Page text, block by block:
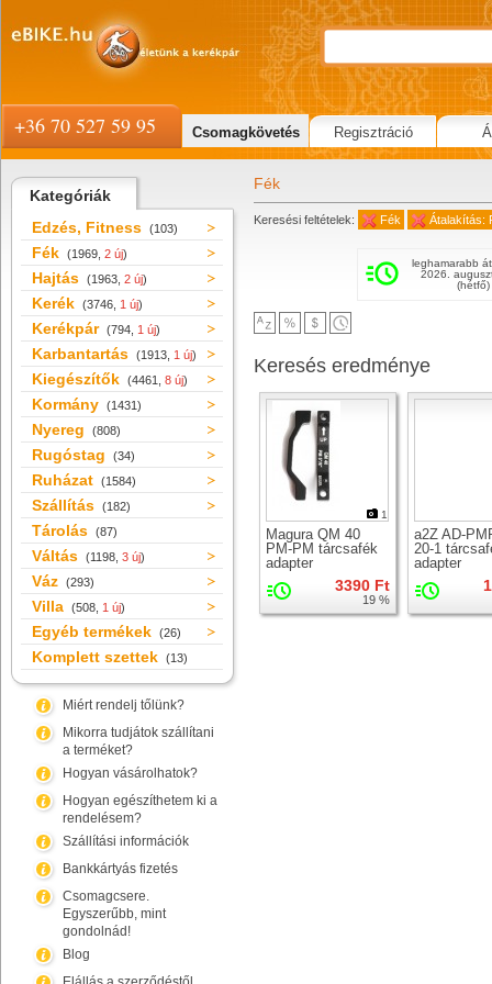
Kategóriák
Edzés, Fitness (103)
Fék (1969, 2 új)
Hajtás (1963, 2 új)
Kerék (3746, 1 új)
Kerékpár (794, 1 új)
Karbantartás (1913, 1 új)
Kiegészítők (4461, 8 új)
Kormány (1431)
Nyereg (808)
Rugóstag (34)
Ruházat (1584)
Szállítás (182)
Tárolás (87)
Váltás (1198, 3 új)
Váz (293)
Villa (508, 1 új)
Egyéb termékek (26)
Komplett szettek (13)
Miért rendelj tőlünk?
Mikorra tudjátok szállítani
a terméket?
Hogyan vásárolhatok?
Hogyan egészíthetem ki a
rendelésem?
Szállítási információk
Bankkártyás fizetés
Csomagcsere.
Egyszerűbb, mint
gondolnád!
Blog
Fék
Keresési feltételek: Fék Átalakítás:
leghamarabb
2026.
(hétfő)
Keresés eredménye
1
Magura QM 40
PM-PM tárcsafék
adapter
3390 Ft
19 %
a2Z AD-
20-1
adapter
+36 70 527 59 95 Csomagkövetés Regisztráció